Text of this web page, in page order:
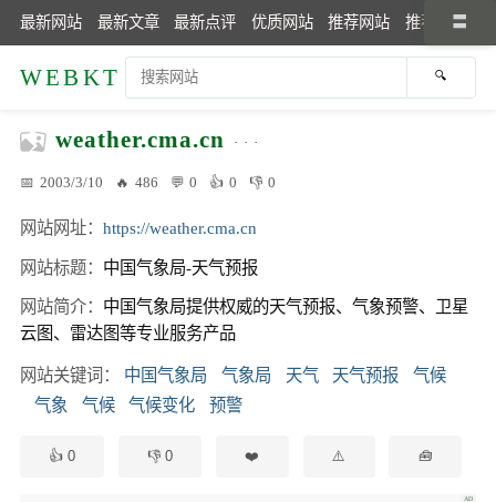
最新网站 最新文章 最新点评 优质网站 推荐网站 推荐文章
WEBKT
weather.cma.cn
2003/3/10 486 0 0 0
网站网址 https://weather.cma.cn
网站标题 中国气象局-天气预报
网站简介
中国气象局提供权威的天气预报、气象预警、卫星
云图、雷达图等专业服务产品
网站关键词 中国气象局 气象局 天气 天气预报
气候
气象
气候 气候变化 预警
0 0 🧰